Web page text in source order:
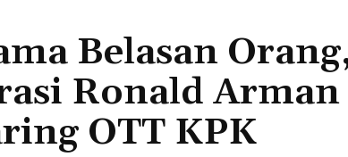
Belasan
Ronald
OTT KPK